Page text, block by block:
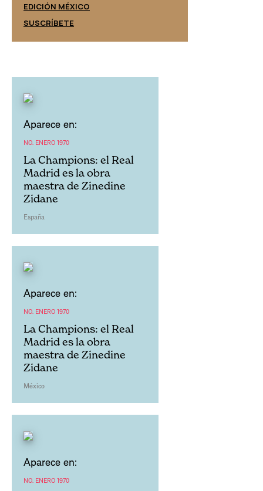
EDICIÓN MÉXICO
SUSCRÍBETE
Aparece en:
NO. ENERO 1970
La Champions: el Real
Madrid es la obra
maestra de Zinedine
Zidane
España
Aparece en:
NO. ENERO 1970
La Champions: el Real
Madrid es la obra
maestra de Zinedine
Zidane
México
Aparece en:
NO. ENERO 1970